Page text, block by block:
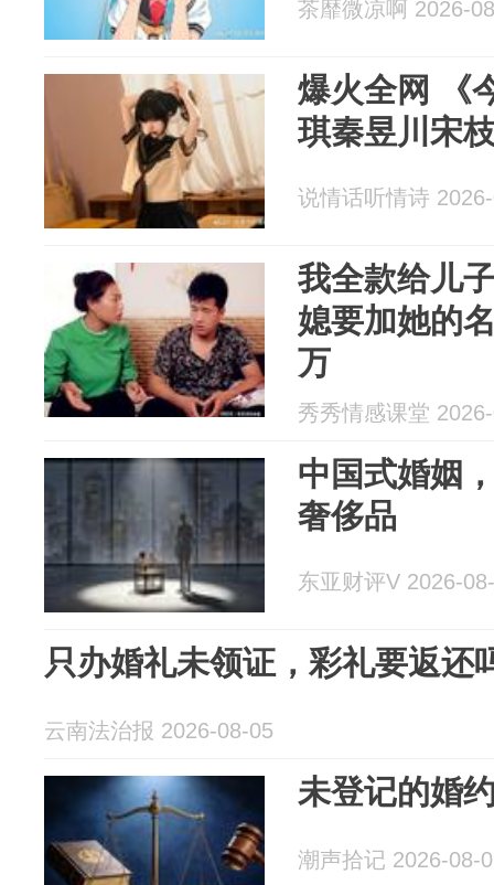
茶靡微凉啊 2026-
爆火全网 《
琪秦昱川宋
说情话听情诗
我全款给儿
媳要加她的
万
秀秀情感课堂
中国式婚姻
奢侈品
东亚财评V 2026-
只办婚礼未领证，彩礼要返还
云南法治报 2026-08-05
未登记的婚
潮声拾记 2026-08-